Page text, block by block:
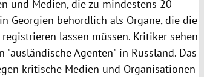
und Medien, die zu mindestens 20
Georgien behördlich als Organe, die die
lassen müssen. Kritiker sehen
Agenten" in Russland. Das
kritische Medien und Organisationen